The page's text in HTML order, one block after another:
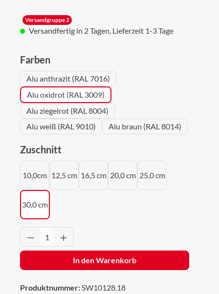
Versandgruppe 2
Versandfertig in 2 Tagen, Lieferzeit 1-3 Tage
Farbenauswählen
Alu anthrazit (RAL 7016)
Alu oxidrot (RAL 3009)
Alu ziegelrot (RAL 8004)
Alu weiß (RAL 9010)
Alu braun (RAL 8014)
Zuschnitt
10,0cm 12,5 cm 16,5 cm 20,0 cm 25,0 cm
30,0 cm
Produkt Anzahl: Gib den gewünschten
In den Warenkorb
Produktnummer:SW10128.18